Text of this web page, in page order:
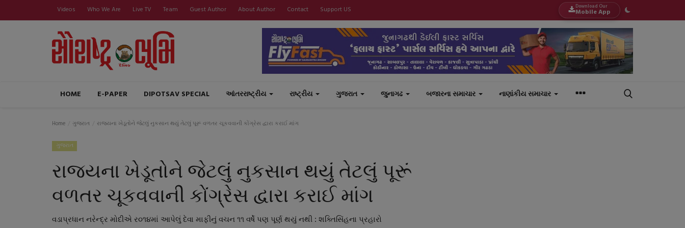
Videos Who We Are Live TV Team Guest Author About Author Contact Support US Download Our
Mobile App
HOME E-PAPER DIPOTSAV SPECIAL આંતરરાષ્ટ્રીય રાષ્ટ્રીય ગુજરાત જુનાગઢ બજારના સમાચાર નાણાંકીય સમાચાર
Home ગુજરાત રાજ્યના ખેડૂતોને જેટલું નુકસાન થયું તેટલું પૂરૂં વળતર ચૂકવવાની કોંગ્રેસ દ્વારા કરાઈ માંગ
ગુજરાત
રાજ્યના ખેડૂતોને જેટલું નુકસાન થયું તેટલું પૂરૂં
વળતર ચૂકવવાની કોંગ્રેસ દ્વારા કરાઈ માંગ
વડાપ્રધાન નરેન્દ્ર મોદીએ ર૦૧૪માં આપેલું દેવા માફીનું વચન ૧૧ વર્ષે પણ પૂર્ણ થયું નથી : શક્તિસિંહના પ્રહારો